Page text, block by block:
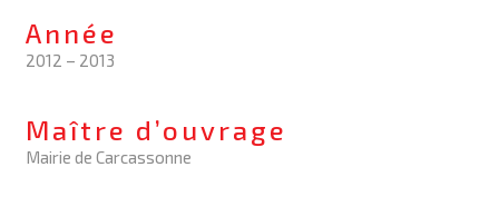
Année
2012 – 2013
Maître d’ouvrage
Mairie de Carcassonne